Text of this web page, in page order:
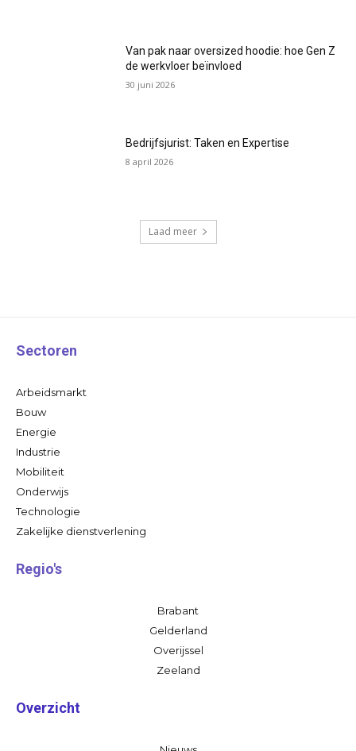
Van pak naar oversized hoodie: hoe Gen Z
de werkvloer beïnvloed
30 juni 2026
Bedrijfsjurist: Taken en Expertise
8 april 2026
Laad meer
Sectoren
Arbeidsmarkt
Bouw
Energie
Industrie
Mobiliteit
Onderwijs
Technologie
Zakelijke dienstverlening
Regio's
Brabant
Gelderland
Overijssel
Zeeland
Overzicht